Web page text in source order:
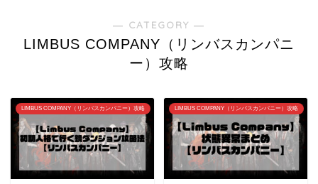
― CATEGORY ―
LIMBUS COMPANY（リンバスカンパニ
ー）攻略
LIMBUS COMPANY（リンバスカンパニー）攻略 LIMBUS COMPANY（リンバスカンパニー）攻略